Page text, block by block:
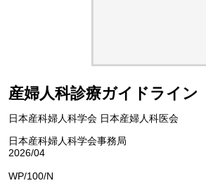
産婦人科診療ガイドライン
日本産科婦人科学会 日本産婦人科医会
日本産科婦人科学会事務局
2026/04
WP/100/N